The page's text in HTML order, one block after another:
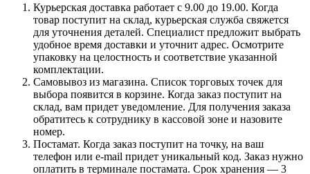
Курьерская доставка работает с 9.00 до 19.00. Когда
товар поступит на склад, курьерская служба свяжется
для уточнения деталей. Специалист предложит выбрать
удобное время доставки и уточнит адрес. Осмотрите
упаковку на целостность и соответствие указанной
комплектации.
Самовывоз из магазина. Список торговых точек для
выбора появится в корзине. Когда заказ поступит на
склад, вам придет уведомление. Для получения заказа
обратитесь к сотруднику в кассовой зоне и назовите
номер.
Постамат. Когда заказ поступит на точку, на ваш
телефон или e-mail придет уникальный код. Заказ нужно
оплатить в терминале постамата. Срок хранения — 3